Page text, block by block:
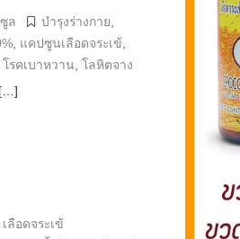
ล บำรุงร่างกาย
, แคปซูนเลือดจระเข้
โรคเบาหวาน โลหิตจาง
เลือดจระเข้